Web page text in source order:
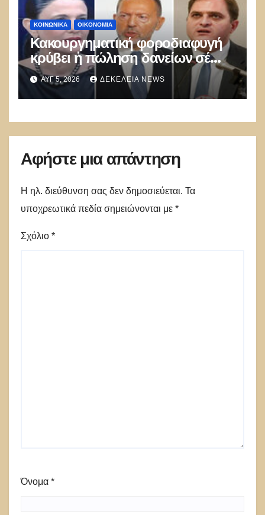
ΚΟΙΝΩΝΙΚΑ ΟΙΚΟΝΟΜΙΑ
Κακουργηματική φοροδιαφυγή
κρύβει ἡ πώληση δανείων σέ
funds
ΑΥΓ 5, 2026 ΔΕΚΈΛΕΙΑ NEWS
Αφήστε μια απάντηση
Η ηλ. διεύθυνση σας δεν δημοσιεύεται. Τα
υποχρεωτικά πεδία σημειώνονται με *
Σχόλιο *
Όνομα *